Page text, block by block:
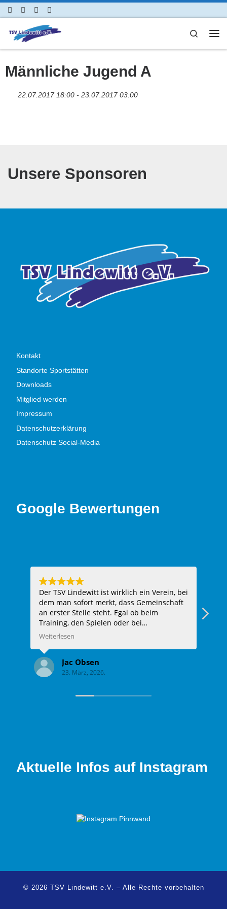
Zum Inhalt springen
Search
Männliche Jugend A
22.07.2017 18:00 - 23.07.2017 03:00
Unsere Sponsoren
Kontakt
Standorte Sportstätten
Downloads
Mitglied werden
Impressum
Datenschutzerklärung
Datenschutz Social-Media
Google Bewertungen
Der TSV Lindewitt ist wirklich ein Verein, bei
dem man sofort merkt, dass Gemeinschaft
an erster Stelle steht. Egal ob beim
Training, den Spielen oder bei
Vereinsveranstaltungen – man wird
sofort wie Teil der Familie. Die Trainer sind
super engagiert, unterstützen jeden Spieler
individuell und haben immer ein offenes
tolles Miteinander unter den Mitgliedern.
Weiterlesen
Jac Obsen
23. März, 2026.
Aktuelle Infos auf Instagram
© 2026 TSV Lindewitt e.V. – Alle Rechte vorbehalten